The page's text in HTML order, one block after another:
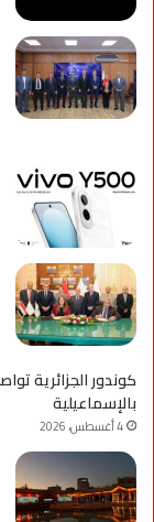
كوندور الجزائرية
بالإسماعيلية
4 أغسطس، 2026